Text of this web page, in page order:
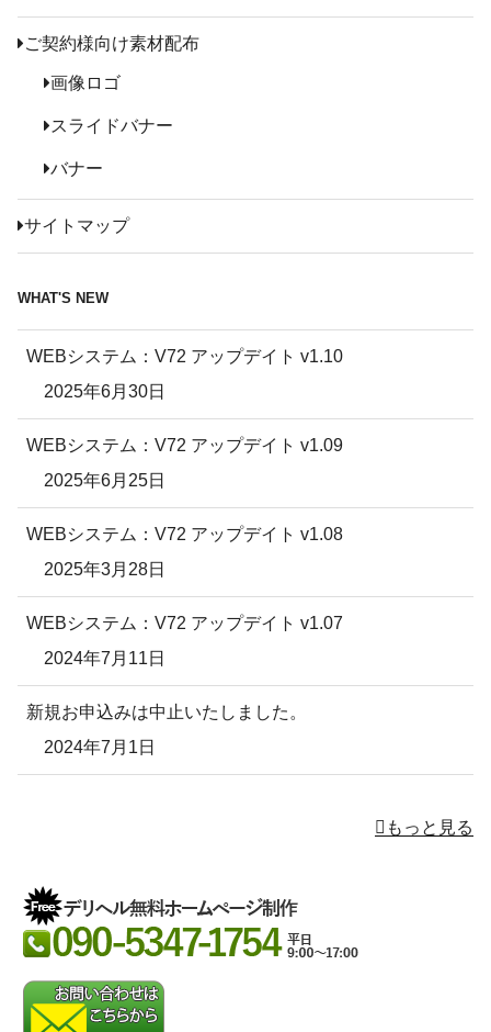
ご契約様向け素材配布
画像ロゴ
スライドバナー
バナー
サイトマップ
WHAT'S NEW
WEBシステム：V72 アップデイト v1.10
2025年6月30日
WEBシステム：V72 アップデイト v1.09
2025年6月25日
WEBシステム：V72 アップデイト v1.08
2025年3月28日
WEBシステム：V72 アップデイト v1.07
2024年7月11日
新規お申込みは中止いたしました。
2024年7月1日
もっと見る